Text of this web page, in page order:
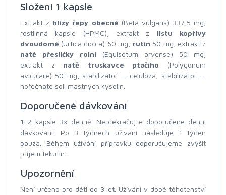
Složení 1 kapsle
Extrakt z hlízy řepy obecné (Beta vulgaris) 337,5 mg,
rostlinná kapsle (HPMC), extrakt z listu kopřivy
dvoudomé (Urtica dioica) 60 mg, rutin 50 mg, extrakt z
natě přesličky rolní (Equisetum arvense) 50 mg,
extrakt z natě truskavce ptačího (Polygonum
aviculare) 50 mg, stabilizátor — celulóza, stabilizátor —
hořečnaté soli mastných kyselin.
Doporučené dávkování
1-2 kapsle 3x denně. Nepřekračujte doporučené denní
dávkování! Po 3 týdnech užívání následuje 1 týden
pauza. Během užívání přípravku doporučujeme zvýšit
příjem tekutin.
Upozornění
Není určeno pro děti do 3 let. Užívání v době těhotenství